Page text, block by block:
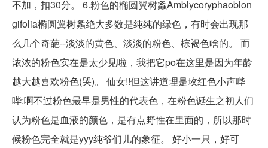
不加，扣30分。 6.粉色的椭圆翼树螽Amblycoryphaoblon
gifolia椭圆翼树螽绝大多数是纯纯的绿色，有时会出现那
么几个奇葩--淡淡的黄色、淡淡的粉色、棕褐色啥的。 而
浓浓的粉色实在是太少见啦，我把它po在这里是因为年龄
越大越喜欢粉色(哭)。 仙女!!但这讲道理是玫红色小声哔
哔:啊不过粉色最早是男性的代表色，在粉色诞生之初人们
认为粉色是血液的颜色，是有点野性在里面的，所以那时
候粉色完全就是yyy纯爷们儿的象征。 好小一只，好可